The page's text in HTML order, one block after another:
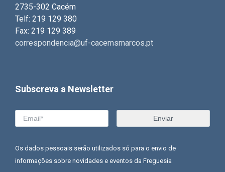
2735-302 Cacém
Telf: 219 129 380
Fax: 219 129 389
correspondencia@uf-cacemsmarcos.pt
Subscreva a Newsletter
Os dados pessoais serão utilizados só para o envio de
informações sobre novidades e eventos da Freguesia